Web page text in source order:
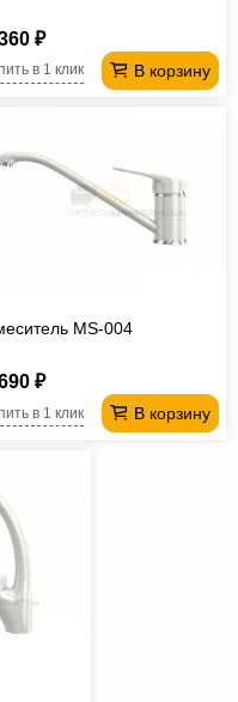
₽
В корзину
в 1 клик
MS-004
₽
В корзину
в 1 клик